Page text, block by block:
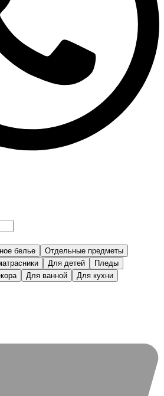
белье
Отдельные предметы
Для детей
Пледы
Для ванной
Для кухни